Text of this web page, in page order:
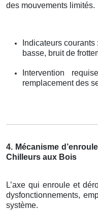
des mouvements limités.
Indicateurs
basse, bruit de
Intervention
remplacement des
4. Mécanisme
Chilleurs aux Bois
L’axe qui enroule et
dysfonctionnements,
système.